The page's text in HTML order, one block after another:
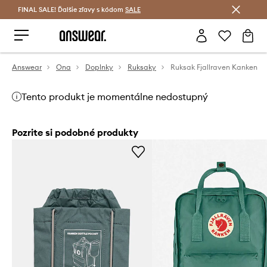
Šetrite s Answear Club >
FINAL SALE! Ďalšie zľavy s kódom SALE
Answear Ona Doplnky Ruksaky Ruksak Fjallraven Kanken
Tento produkt je momentálne nedostupný
Pozrite si podobné produkty